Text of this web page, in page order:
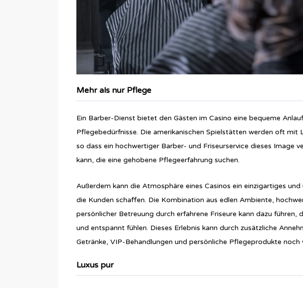
Mehr als nur Pflege
Ein Barber-Dienst bietet den Gästen im Casino eine bequeme
Pflegebedürfnisse. Die amerikanischen Spielstätten werden oft mit
so dass ein hochwertiger Barber- und Friseurservice dieses Image
kann, die eine gehobene Pflegeerfahrung suchen.
Außerdem kann die Atmosphäre eines Casinos ein einzigartiges und
die Kunden schaffen. Die Kombination aus edlen Ambiente,
persönlicher Betreuung durch erfahrene Friseure kann dazu führen,
und entspannt fühlen. Dieses Erlebnis kann durch zusätzliche
Getränke, VIP-Behandlungen und persönliche Pflegeprodukte noch
Luxus pur